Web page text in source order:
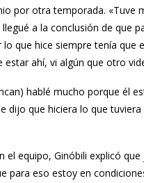
por otra temporada.
a la conclusión de que
lo que hice siempre tenía que
estar ahí, vi algún que otro
hablé mucho porque él
dijo que hiciera lo que
el equipo, Ginóbili explicó
para eso estoy en